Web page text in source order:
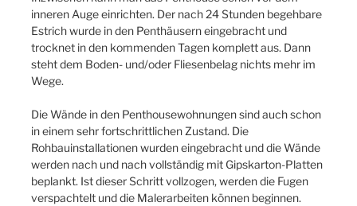
inneren Auge einrichten. Der nach 24 Stunden begehbare
Estrich wurde in den Penthäusern eingebracht und
trocknet in den kommenden Tagen komplett aus. Dann
steht dem Boden- und/oder Fliesenbelag nichts mehr im
Wege.
Die Wände in den Penthousewohnungen sind auch schon
in einem sehr fortschrittlichen Zustand. Die
Rohbauinstallationen wurden eingebracht und die Wände
werden nach und nach vollständig mit Gipskarton-Platten
beplankt. Ist dieser Schritt vollzogen, werden die Fugen
verspachtelt und die Malerarbeiten können beginnen.